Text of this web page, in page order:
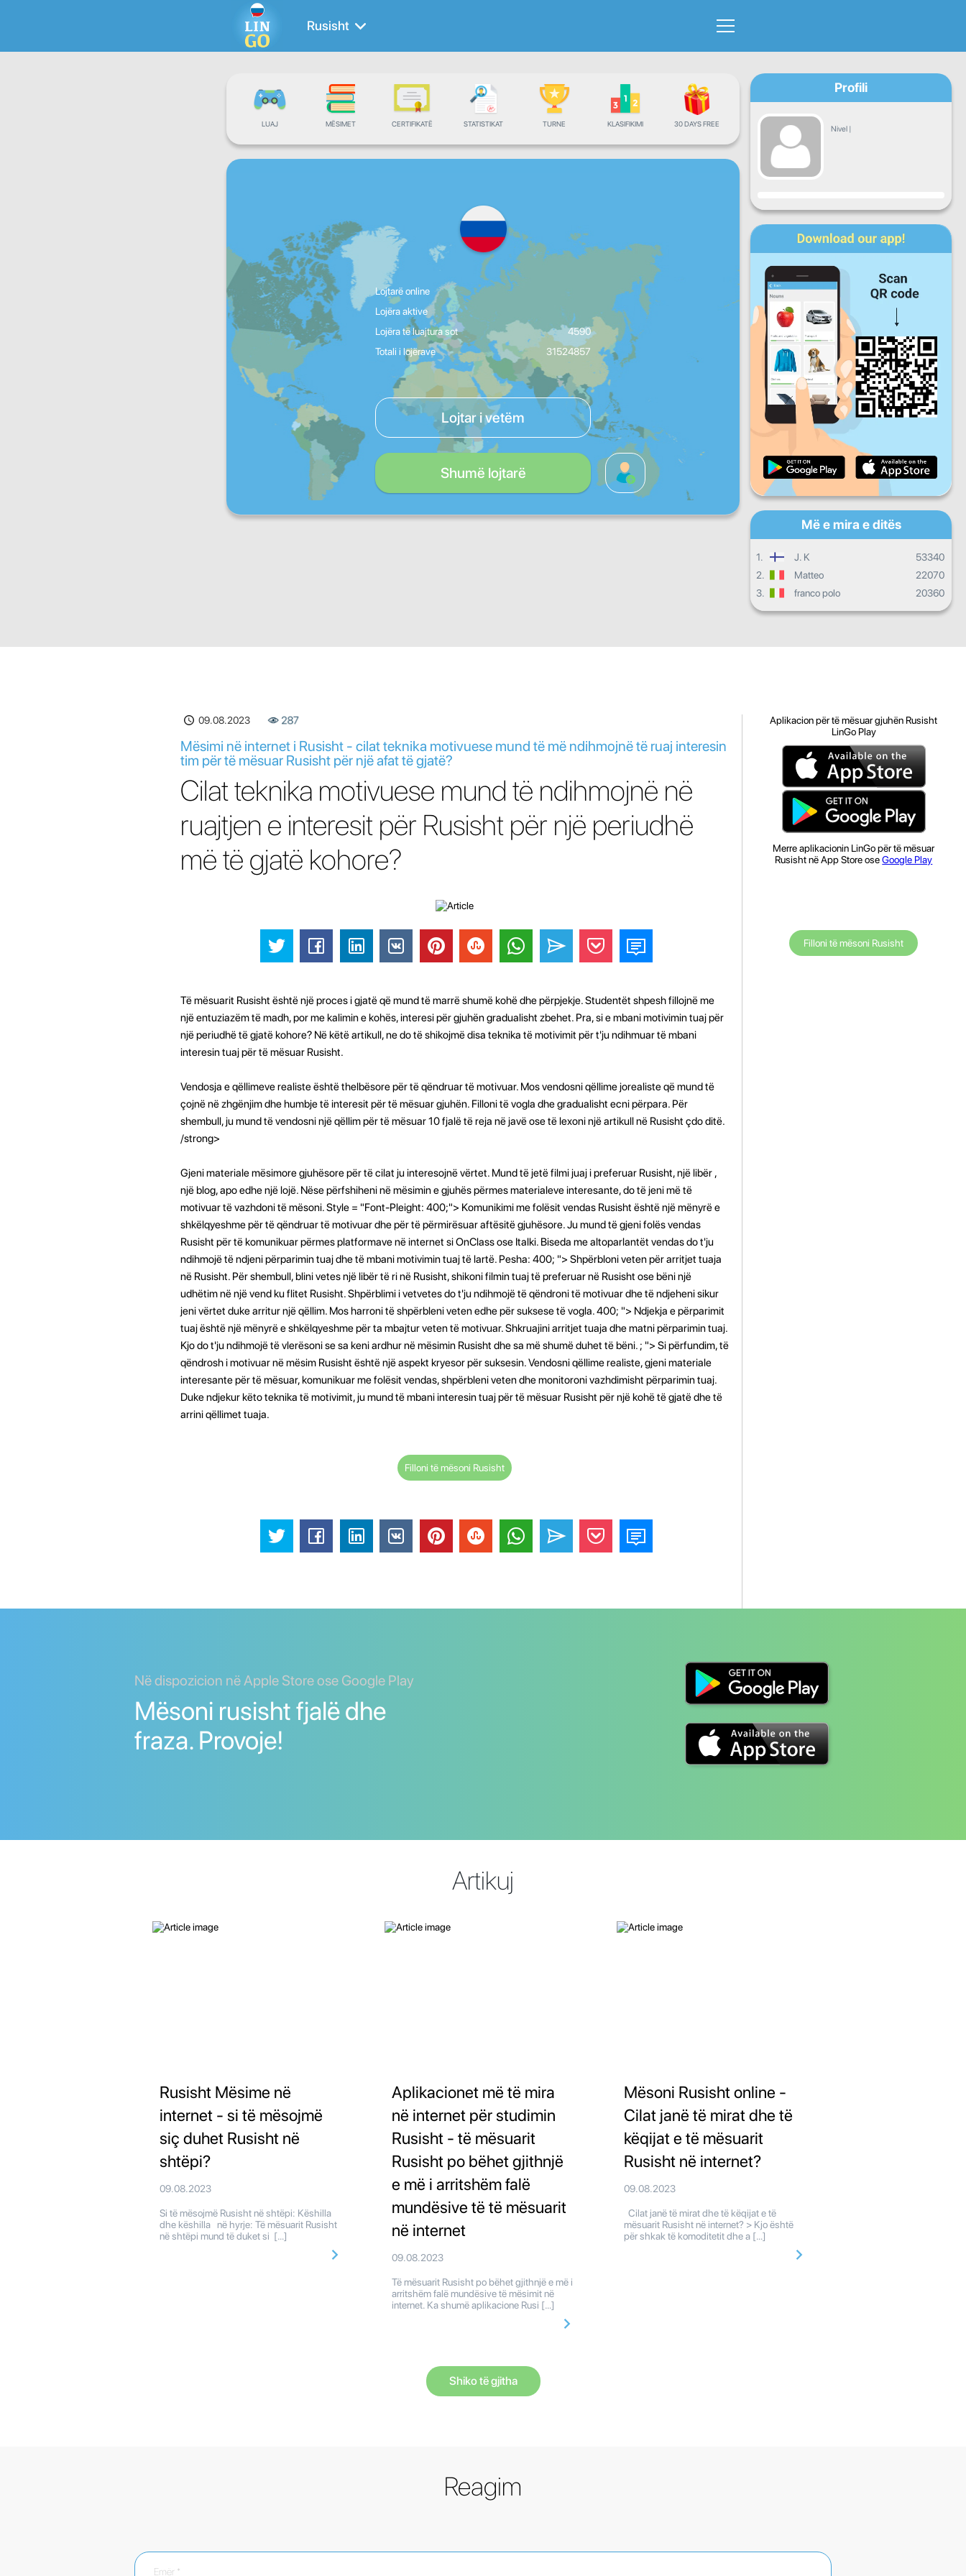
Rusisht
LUAJ MËSIMET CERTIFIKATË STATISTIKAT TURNE KLASIFIKIMI 30 DAYS FREE
Lojtarë online
Lojëra aktive
Lojëra të luajtura sot
4590
Totali i lojërave
31524857
Lojtar i vetëm
Shumë lojtarë
Profili
Nivel |
Progresi
Hën Mër Enj
Shtu Die
Progresi i përditshëm
Progresi mujor
Progresi i përgjithshëm
Më e mira e ditës
1. J. K
53340
2.
Matteo
22070
3.
franco polo 20360
09.08.2023 287
Mësimi në internet i Rusisht - cilat teknika motivuese mund të më ndihmojnë të ruaj interesin
tim për të mësuar Rusisht për një afat të gjatë?
Cilat teknika motivuese mund të ndihmojnë në
ruajtjen e interesit për Rusisht për një periudhë
më të gjatë kohore?
Të mësuarit Rusisht është një proces i gjatë që mund të marrë shumë kohë dhe përpjekje. Studentët shpesh fillojnë me
një entuziazëm të madh, por me kalimin e kohës, interesi për gjuhën gradualisht zbehet. Pra, si e mbani motivimin tuaj për
një periudhë të gjatë kohore? Në këtë artikull, ne do të shikojmë disa teknika të motivimit për t'ju ndihmuar të mbani
interesin tuaj për të mësuar Rusisht.
Vendosja e qëllimeve realiste është thelbësore për të qëndruar të motivuar. Mos vendosni qëllime jorealiste që mund të
çojnë në zhgënjim dhe humbje të interesit për të mësuar gjuhën. Filloni të vogla dhe gradualisht ecni përpara. Për
shembull, ju mund të vendosni një qëllim për të mësuar 10 fjalë të reja në javë ose të lexoni një artikull në Rusisht çdo ditë.
/strong>
Gjeni materiale mësimore gjuhësore për të cilat ju interesojnë vërtet. Mund të jetë filmi juaj i preferuar Rusisht, një libër ,
një blog, apo edhe një lojë. Nëse përfshiheni në mësimin e gjuhës përmes materialeve interesante, do të jeni më të
motivuar të vazhdoni të mësoni. Style = "Font-Pleight: 400;"> Komunikimi me folësit vendas Rusisht është një mënyrë e
shkëlqyeshme për të qëndruar të motivuar dhe për të përmirësuar aftësitë gjuhësore. Ju mund të gjeni folës vendas
Rusisht për të komunikuar përmes platformave në internet si OnClass ose Italki. Biseda me altoparlantët vendas do t'ju
ndihmojë të ndjeni përparimin tuaj dhe të mbani motivimin tuaj të lartë. Pesha: 400; "> Shpërbloni veten për arritjet tuaja
në Rusisht. Për shembull, blini vetes një libër të ri në Rusisht, shikoni filmin tuaj të preferuar në Rusisht ose bëni një
udhëtim në një vend ku flitet Rusisht. Shpërblimi i vetvetes do t'ju ndihmojë të qëndroni të motivuar dhe të ndjeheni sikur
jeni vërtet duke arritur një qëllim. Mos harroni të shpërbleni veten edhe për suksese të vogla. 400; "> Ndjekja e përparimit
tuaj është një mënyrë e shkëlqyeshme për ta mbajtur veten të motivuar. Shkruajini arritjet tuaja dhe matni përparimin tuaj.
Kjo do t'ju ndihmojë të vlerësoni se sa keni ardhur në mësimin Rusisht dhe sa më shumë duhet të bëni. ; "> Si përfundim, të
qëndrosh i motivuar në mësim Rusisht është një aspekt kryesor për suksesin. Vendosni qëllime realiste, gjeni materiale
interesante për të mësuar, komunikuar me folësit vendas, shpërbleni veten dhe monitoroni vazhdimisht përparimin tuaj.
Duke ndjekur këto teknika të motivimit, ju mund të mbani interesin tuaj për të mësuar Rusisht për një kohë të gjatë dhe të
arrini qëllimet tuaja.
Filloni të mësoni Rusisht
Aplikacion për të mësuar gjuhën Rusisht
LinGo Play
Merre aplikacionin LinGo për të mësuar
Rusisht në App Store oseGoogle Play
Filloni të mësoni Rusisht
Në dispozicion në Apple Store ose Google Play
Mësoni rusisht fjalë dhe
fraza. Provoje!
Artikuj
Rusisht Mësime në
internet - si të mësojmë
siç duhet Rusisht në
shtëpi?
09.08.2023
Si të mësojmë Rusisht në shtëpi: Këshilla
dhe këshilla në hyrje: Të mësuarit Rusisht
në shtëpi mund të duket si […]
Aplikacionet më të mira
në internet për studimin
Rusisht - të mësuarit
Rusisht po bëhet gjithnjë
e më i arritshëm falë
mundësive të të mësuarit
në internet
09.08.2023
Të mësuarit Rusisht po bëhet gjithnjë e më i
arritshëm falë mundësive të mësimit në
internet. Ka shumë aplikacione Rusi […]
Mësoni Rusisht online -
Cilat janë të mirat dhe të
këqijat e të mësuarit
Rusisht në internet?
09.08.2023
Cilat janë të mirat dhe të këqijat e të
mësuarit Rusisht në internet? > Kjo është
për shkak të komoditetit dhe a […]
Shiko të gjitha
Reagim